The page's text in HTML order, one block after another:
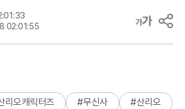
02:01:55
리오캐릭터즈 #무신사 #산리오